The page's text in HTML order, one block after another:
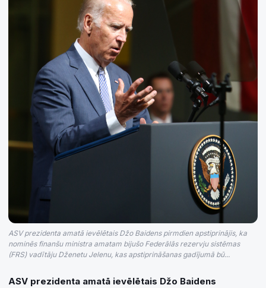
ASV prezidenta amatā ievēlētais Džo Baidens pirmdien apstiprinājis, ka
nominēs finanšu ministra amatam bijušo Federālās rezervju sistēmas
(FRS) vadītāju Dženetu Jelenu, kas apstiprināšanas gadījumā bū...
ASV prezidenta amatā ievēlētais Džo Baidens